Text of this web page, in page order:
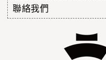
聯絡我們